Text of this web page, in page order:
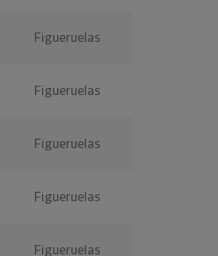
Figueruelas
Figueruelas
Figueruelas
Figueruelas
Figueruelas